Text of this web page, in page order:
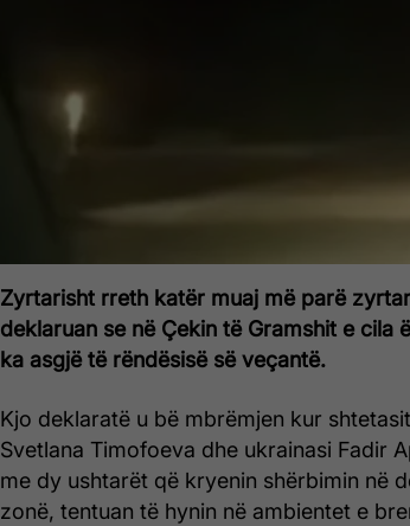
Zyrtarisht rreth katër muaj më parë
deklaruan se në Çekin të Gramshit e cila
ka asgjë të rëndësisë së veçantë.
Kjo deklaratë u bë mbrëmjen kur
Svetlana Timofoeva dhe ukrainasi Fadir
me dy ushtarët që kryenin shërbimin në
zonë, tentuan të hynin në ambientet e